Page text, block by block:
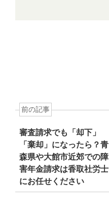
前の記事
審査請求でも「却下」
「棄却」になったら？青
森県や大館市近郊での障
害年金請求は香取社労士
にお任せください